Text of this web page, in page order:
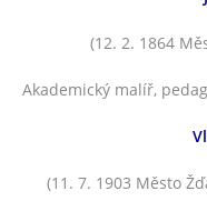
(12. 2. 1864
Akademický malíř,
(11. 7. 1903 Město